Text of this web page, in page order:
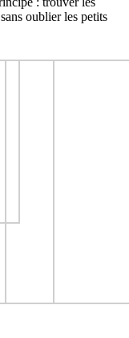
oublier les petits